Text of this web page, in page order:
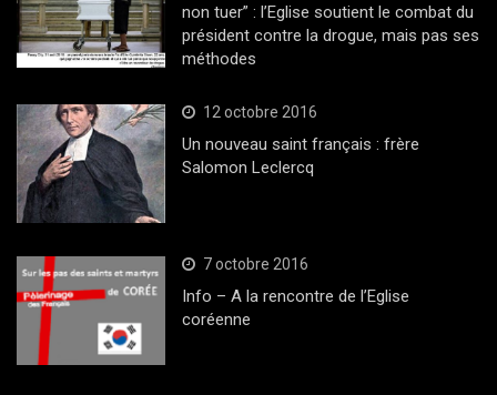
non tuer” : l’Eglise soutient le combat du
président contre la drogue, mais pas ses
méthodes
12 octobre 2016
Un nouveau saint français : frère
Salomon Leclercq
7 octobre 2016
Info – A la rencontre de l’Eglise
coréenne